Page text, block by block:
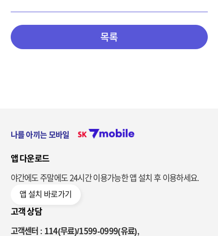
목록
나를 아끼는 모바일
앱 다운로드
야간에도 주말에도 24시간 이용가능한앱 설치 후 이용하세요.
앱 설치 바로가기
고객 상담
고객센터 : 114(무료)/1599-0999(유료),